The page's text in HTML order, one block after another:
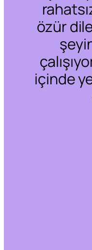
özür
içinde